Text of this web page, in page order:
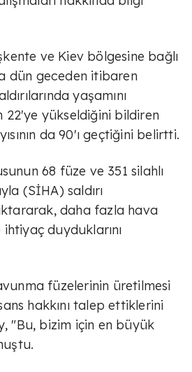
ve Kiev bölgesine bağlı
dün geceden itibaren
yaşamını
22'ye yükseldiğini bildiren
da 90'ı geçtiğini belirtti.
68 füze ve 351 silahlı
(SİHA) saldırı
daha fazla hava
duyduklarını
füzelerinin üretilmesi
hakkını talep ettiklerini
"Bu, bizim için en büyük